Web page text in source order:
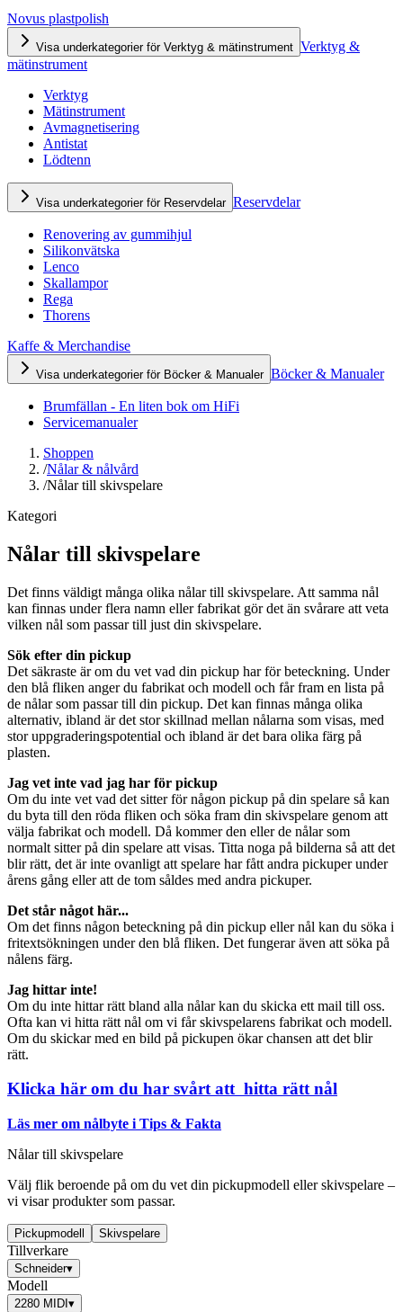
Novus plastpolish
Visa underkategorier för Verktyg & mätinstrument Verktyg &
mätinstrument
Verktyg
Mätinstrument
Avmagnetisering
Antistat
Lödtenn
Visa underkategorier för Reservdelar Reservdelar
Renovering av gummihjul
Silikonvätska
Lenco
Skallampor
Rega
Thorens
Kaffe & Merchandise
Visa underkategorier för Böcker & Manualer Böcker & Manualer
Brumfällan - En liten bok om HiFi
Servicemanualer
Shoppen
/Nålar & nålvård
/Nålar till skivspelare
Kategori
Nålar till skivspelare
Det finns väldigt många olika nålar till skivspelare. Att samma nål
kan finnas under flera namn eller fabrikat gör det än svårare att veta
vilken nål som passar till just din skivspelare.
Sök efter din pickup
Det säkraste är om du vet vad din pickup har för beteckning. Under
den blå fliken anger du fabrikat och modell och får fram en lista på
de nålar som passar till din pickup. Det kan finnas många olika
alternativ, ibland är det stor skillnad mellan nålarna som visas, med
stor uppgraderingspotential och ibland är det bara olika färg på
plasten.
Jag vet inte vad jag har för pickup
Om du inte vet vad det sitter för någon pickup på din spelare så kan
du byta till den röda fliken och söka fram din skivspelare genom att
välja fabrikat och modell. Då kommer den eller de nålar som
normalt sitter på din spelare att visas. Titta noga på bilderna så att det
blir rätt, det är inte ovanligt att spelare har fått andra pickuper under
årens gång eller att de tom såldes med andra pickuper.
Det står något här...
Om det finns någon beteckning på din pickup eller nål kan du söka i
fritextsökningen under den blå fliken. Det fungerar även att söka på
nålens färg.
Jag hittar inte!
Om du inte hittar rätt bland alla nålar kan du skicka ett mail till oss.
Ofta kan vi hitta rätt nål om vi får skivspelarens fabrikat och modell.
Om du skickar med en bild på pickupen ökar chansen att det blir
rätt.
Klicka här om du har svårt att hitta rätt nål
Läs mer om nålbyte i Tips & Fakta
Nålar till skivspelare
Välj flik beroende på om du vet din pickupmodell eller skivspelare –
vi visar produkter som passar.
Pickupmodell Skivspelare
Tillverkare
Schneider▾
Modell
2280 MIDI ▾